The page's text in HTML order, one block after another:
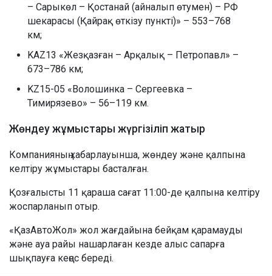
– Сарыкөл – Қостанай (айналып өтумен) – РФ
шекарасы (Қайрақ өткізу пункті)» – 553–768
км;
KAZ13 «Жезқазған – Арқалық – Петропавл» –
673–786 км;
KZ15-05 «Волошинка – Сергеевка –
Тимирязево» – 56–119 км.
Жөндеу жұмыстары жүргізіліп жатыр
Компанияның хабарлауынша, жөндеу және қалпына
келтіру жұмыстары басталған.
Қозғалысты 11 қараша сағат 11:00-де қалпына келтіру
жоспарланып отыр.
«ҚазАвтоЖол» жол жағдайына бейқам қарамауды
және ауа райы нашарлаған кезде алыс сапарға
шықпауға кеңес береді.